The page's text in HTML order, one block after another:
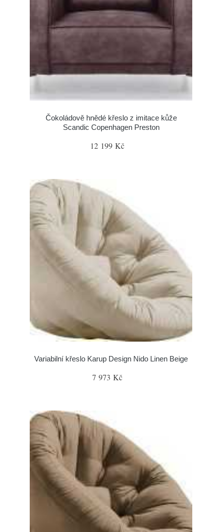
Čokoládově hnědé křeslo z imitace kůže
Scandic Copenhagen Preston
12 199 Kč
Variabilní křeslo Karup Design Nido Linen Beige
7 973 Kč